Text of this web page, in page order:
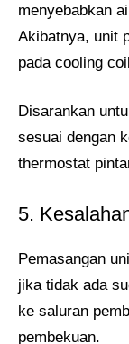
menyebabkan
Akibatnya, unit
pada cooling
Disarankan
sesuai dengan
thermostat
5.
Pemasangan
jika tidak ada
ke saluran
pembekuan.